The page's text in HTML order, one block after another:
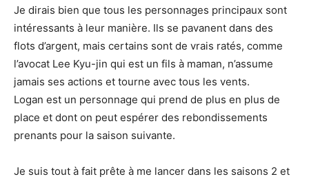
Je dirais bien que tous les personnages principaux sont
intéressants à leur manière. Ils se pavanent dans des
flots d’argent, mais certains sont de vrais ratés, comme
l’avocat Lee Kyu-jin qui est un fils à maman, n’assume
jamais ses actions et tourne avec tous les vents.
Logan est un personnage qui prend de plus en plus de
place et dont on peut espérer des rebondissements
prenants pour la saison suivante.
Je suis tout à fait prête à me lancer dans les saisons 2 et